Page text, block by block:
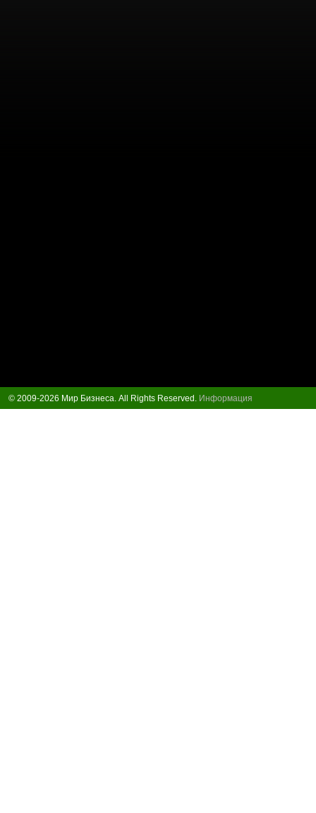
© 2009-2026 Мир Бизнеса. All Rights Reserved. Информация